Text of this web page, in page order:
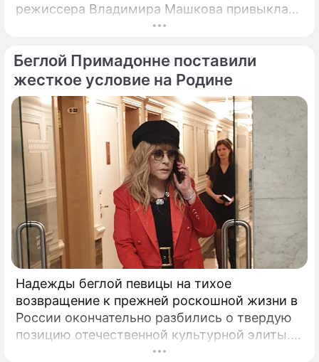
режиссера Владимира Машкова привыкла
ярко и без купюр делиться с подписчиками
Беглой Примадонне поставили
жесткое условие на Родине
Надежды беглой певицы на тихое
возвращение к прежней роскошной жизни в
России окончательно разбились о твердую
позицию отечественной культурной элиты.
Эпопея вокруг возможного камбэка 75-